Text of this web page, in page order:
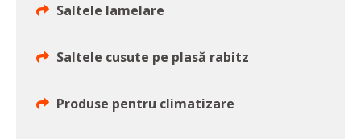
Saltele lamelare
Saltele cusute pe plasă rabitz
Produse pentru climatizare